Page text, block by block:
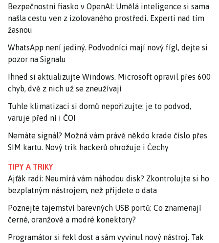
Bezpečnostní fiasko v OpenAI: Umělá inteligence si sama
našla cestu ven z izolovaného prostředí. Experti nad tím
žasnou
WhatsApp není jediný. Podvodníci mají nový fígl, dejte si
pozor na Signalu
Ihned si aktualizujte Windows. Microsoft opravil přes 600
chyb, dvě z nich už se zneužívají
Tuhle klimatizaci si domů nepořizujte: je to podvod,
varuje před ní i ČOI
Nemáte signál? Možná vám právě někdo krade číslo přes
SIM kartu. Nový trik hackerů ohrožuje i Čechy
TIPY A TRIKY
Ajťák radí: Neumírá vám náhodou disk? Zkontrolujte si ho
bezplatným nástrojem, než přijdete o data
Poznejte tajemství barevných USB portů: Co znamenají
černé, oranžové a modré konektory?
Programátor si řekl dost a sám vyvinul nový nástroj. Tak